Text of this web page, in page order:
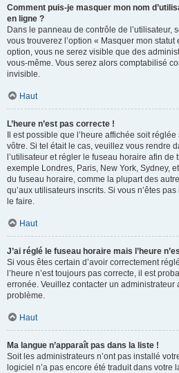
Comment puis-je masquer mon nom
en ligne ?
Dans le panneau de contrôle de l’utilisateur,
vous trouverez l’option « Masquer mon
option, vous ne serez visible que des
vous-même. Vous serez alors comptabilisé
invisible.
Haut
L’heure n’est pas correcte !
Il est possible que l’heure affichée soit
vôtre. Si tel était le cas, veuillez vous rendre
l’utilisateur et régler le fuseau horaire afin
exemple Londres, Paris, New York, Sydney,
du fuseau horaire, comme la plupart des
qu’aux utilisateurs inscrits. Si vous n’êtes
le faire.
Haut
J’ai réglé le fuseau horaire mais l’heure
Si vous êtes certain d’avoir correctement
l’heure n’est toujours pas correcte, il est
erronée. Veuillez contacter un administrateur
problème.
Haut
Ma langue n’apparaît pas dans la liste !
Soit les administrateurs n’ont pas installé
logiciel n’a pas encore été traduit dans